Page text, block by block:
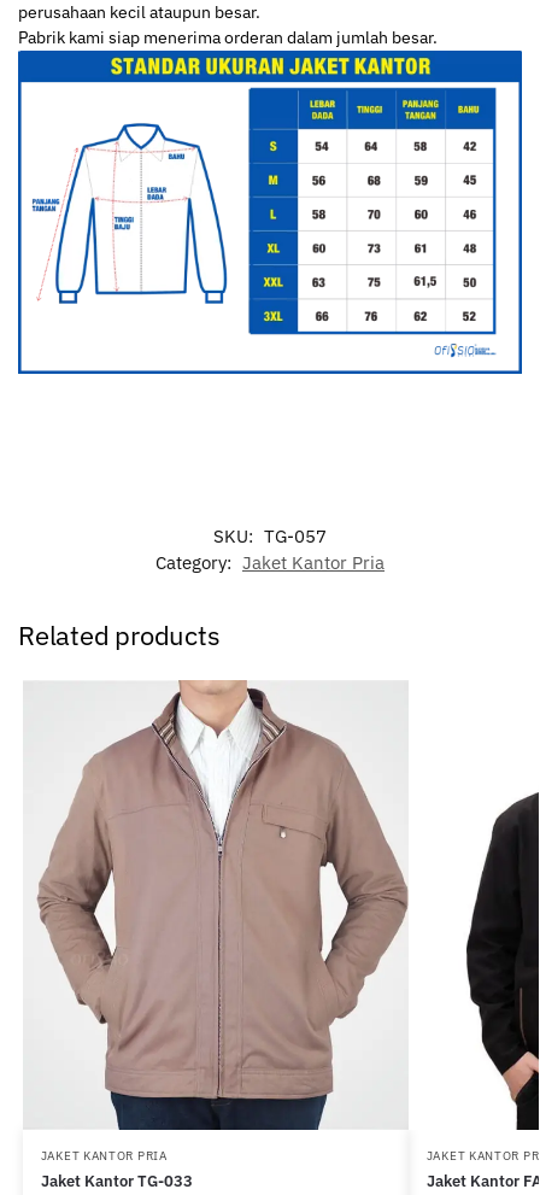
perusahaan kecil ataupun besar.
Pabrik kami siap menerima orderan dalam jumlah besar.
SKU: TG-057
Category: Jaket Kantor Pria
Related products
JAKET KANTOR PRIA
Jaket Kantor TG-033
JAKET KANTOR
Jaket Kantor